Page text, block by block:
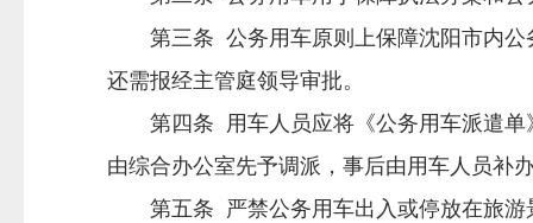
第三条 公务用车原则上保障沈阳市内公
还需报经主管庭领导审批。
第四条 用车人员应将《公务用车派遣单
由综合办公室先予调派，事后由用车人员补
第五条 严禁公务用车出入或停放在旅游